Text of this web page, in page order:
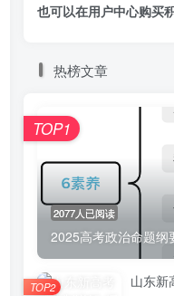
也可以在用户中心购买
热榜文章
2077人已阅读
2025高考政治命题纲
TOP1
山东新
TOP2